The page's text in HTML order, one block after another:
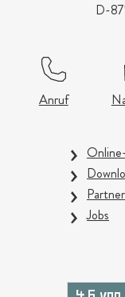
D-
Anruf
Partner
Jobs